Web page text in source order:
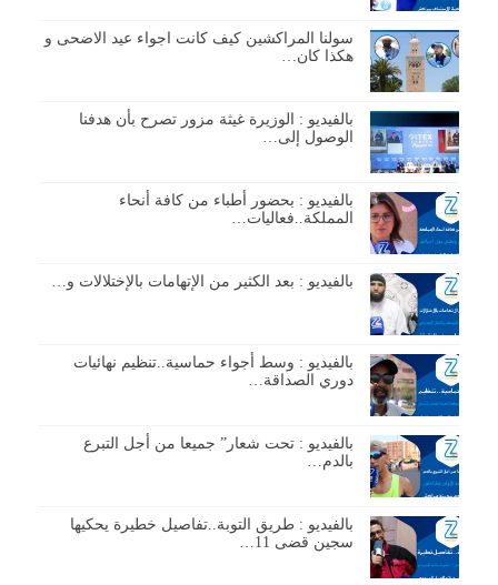
سولنا المراكشين كيف كانت اجواء عيد الاضحى و
هكذا كان…
بالفيديو : الوزيرة غيثة مزور تصرح بأن هدفنا
الوصول إلى…
بالفيديو : بحضور أطباء من كافة أنحاء
المملكة..فعاليات…
بالفيديو : بعد الكثير من الإتهامات بالإختلالات و…
بالفيديو : وسط أجواء حماسية..تنظيم نهائيات
دوري الصداقة…
بالفيديو : تحت شعار” جميعا من أجل التبرع
بالدم…
بالفيديو : طريق التوبة..تفاصيل خطيرة يحكيها
سجين قضى 11…